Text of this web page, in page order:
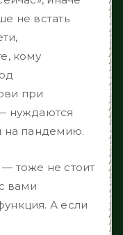
не встать
кому
при
нуждаются
на пандемию.
тоже не стоит
вами
А если